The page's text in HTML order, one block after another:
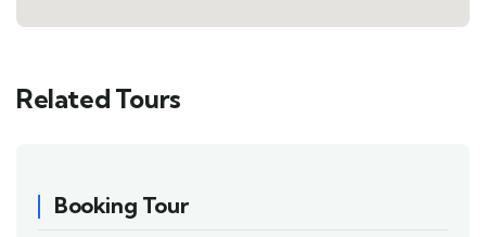
Related Tours
Booking Tour